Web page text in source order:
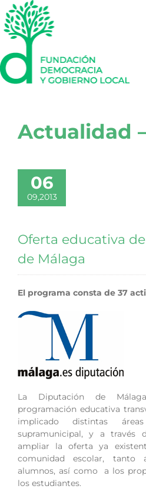
Saltar
al
contenido
Actualidad
06
09,2013
Oferta educativa
de Málaga
El programa consta de 37
La Diputación de
programación educativa
implicado distintas
supramunicipal, y a través
ampliar la oferta ya
comunidad escolar, tanto
alumnos, así como a los
los estudiantes.